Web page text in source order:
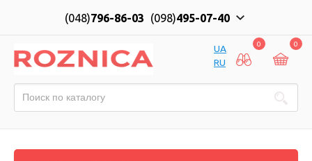
(048)796-86-03 (098)495-07-40
UA
RU
0 0